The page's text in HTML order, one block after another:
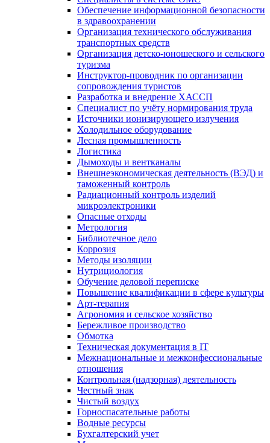
Обеспечение информационной безопасности
в здравоохранении
Организация технического обслуживания
транспортных средств
Организация детско-юношеского и сельского
туризма
Инструктор-проводник по организации
сопровождения туристов
Разработка и внедрение ХАССП
Специалист по учёту нормирования труда
Источники ионизирующего излучения
Холодильное оборудование
Лесная промышленность
Логистика
Дымоходы и вентканалы
Внешнеэкономическая деятельность (ВЭД) и
таможенный контроль
Радиационный контроль изделий
микроэлектроники
Опасные отходы
Метрология
Библиотечное дело
Коррозия
Методы изоляции
Нутрициология
Обучение деловой переписке
Повышение квалификации в сфере культуры
Арт-терапия
Агрономия и сельское хозяйство
Бережливое производство
Обмотка
Техническая документация в IT
Межнациональные и межконфессиональные
отношения
Контрольная (надзорная) деятельность
Честный знак
Чистый воздух
Горноспасательные работы
Водные ресурсы
Бухгалтерский учет